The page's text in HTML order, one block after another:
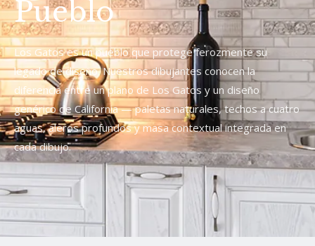
Pueblo
Los Gatos es un pueblo que protege ferozmente su
legado de diseño. Nuestros dibujantes conocen la
diferencia entre un plano de Los Gatos y un diseño
genérico de California — paletas naturales, techos a cuatro
aguas, aleros profundos y masa contextual integrada en
cada dibujo.